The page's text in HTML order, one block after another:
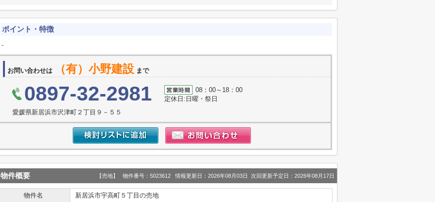
ポイント・特徴
-
お問い合わせは （有）小野建設 まで
0897-32-2981
08：00～18：00
定休日:日曜・祭日
愛媛県新居浜市沢津町２丁目９－５５
物件概要 【売地】 物件番号：5023612 情報更新日：2026年08月03日 次回更新予定日：2026年08月17日
物件名
新居浜市宇高町５丁目の売地